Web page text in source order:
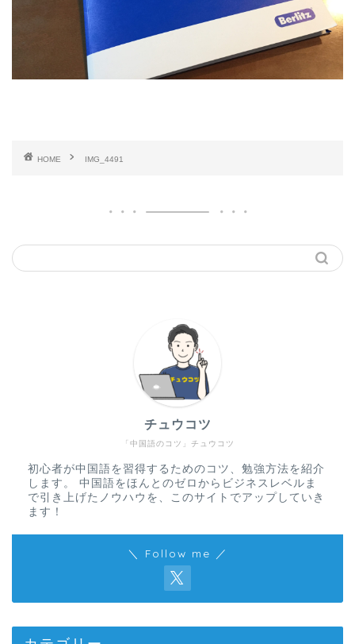
HOME IMG_4491
「中国語のコツ」チュウコツ
チュウコツ
初心者が中国語を習得するためのコツ、勉強方法を紹介
します。 中国語をほんとのゼロからビジネスレベルま
で引き上げたノウハウを、このサイトでアップしていき
ます！
＼ Follow me ／